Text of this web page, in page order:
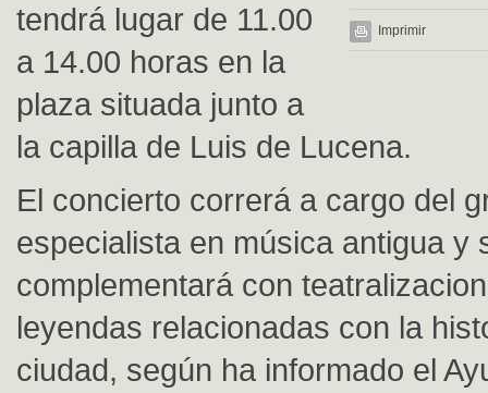
Imprimir
tendrá lugar de 11.00
a 14.00 horas en la
plaza situada junto a
la capilla de Luis de Lucena.
El concierto correrá a cargo del
especialista en música antigua y
complementará con
leyendas relacionadas con la
ciudad, según ha informado el